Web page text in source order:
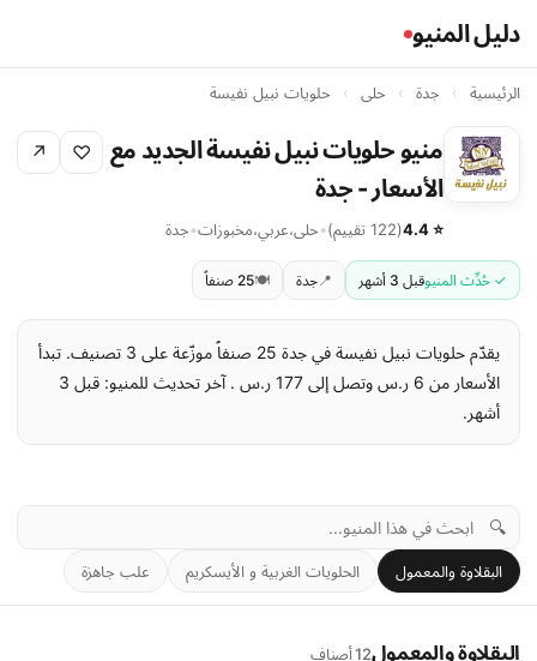
دليل المنيو
الرئيسية › جدة › حلى › حلويات نبيل نفيسة
منيو حلويات نبيل نفيسة الجديد مع
الأسعار - جدة
⭐ 4.4 (122 تقييم) •حلى،عربي،مخبوزات•جدة
♡
↗
✓ حُدِّث المنيوقبل 3 أشهر 📍جدة 🍽️25 صنفاً
يقدّم حلويات نبيل نفيسة في جدة 25 صنفاً موزّعة على 3 تصنيف. تبدأ
الأسعار من 6 ر.س وتصل إلى 177 ر.س . آخر تحديث للمنيو: قبل 3
أشهر.
🔍
البقلاوة والمعمول الحلويات الغربية و الأيسكريم علب جاهزة
البقلاوة والمعمول12 أصناف